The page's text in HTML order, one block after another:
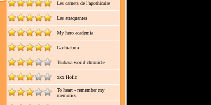
Les carnets de l'apothicaire
Les attaquantes
My hero academia
Gachiakuta
Tsubasa world chronicle
xxx Holic
To heart - remember my
memories